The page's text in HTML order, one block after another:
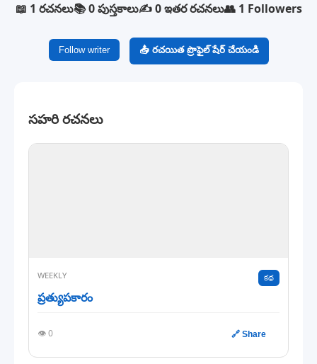
📖 1 రచనలు📚 0 పుస్తకాలు✍️ 0 ఇతర రచనలు👥 1 Followers
Follow writer 📤 రచయిత ప్రొఫైల్ షేర్ చేయండి
సహరి రచనలు
WEEKLY కథ
ప్రత్యుపకారం
👁️ 0 🔗 Share